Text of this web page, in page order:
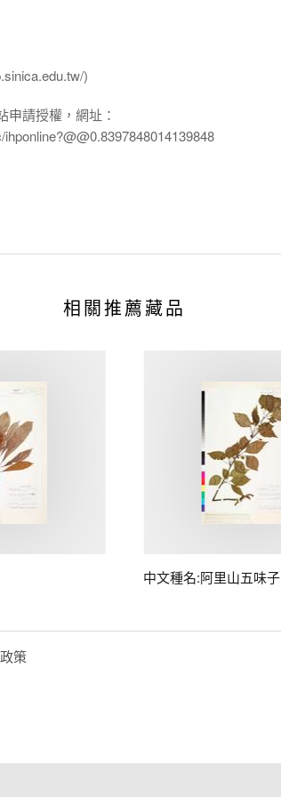
)
請授權，網址：
相關推薦藏品
中文種名:阿里山五味子
策